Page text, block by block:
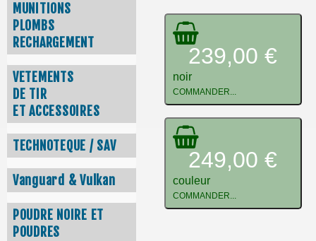
MUNITIONS
PLOMBS
RECHARGEMENT
VETEMENTS
DE TIR
ET ACCESSOIRES
TECHNOTEQUE / SAV
Vanguard & Vulkan
POUDRE NOIRE ET
POUDRES
239,00 €
noir
COMMANDER...
249,00 €
couleur
COMMANDER...